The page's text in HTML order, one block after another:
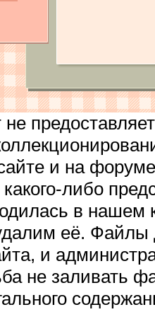
предоставляет
и на
либо
в
её.
и
не заливать